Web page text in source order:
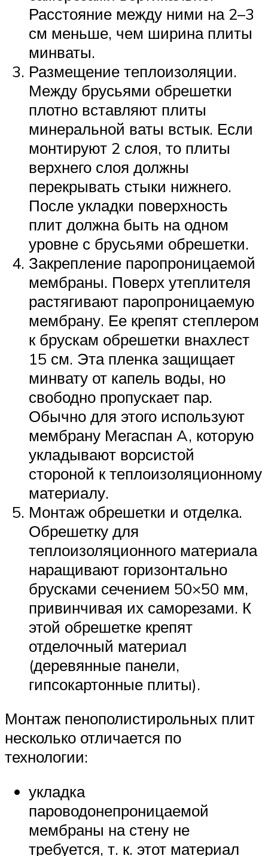
Расстояние между ними на 2–3
см меньше, чем ширина плиты
минваты.
Размещение теплоизоляции.
Между брусьями обрешетки
плотно вставляют плиты
минеральной ваты встык. Если
монтируют 2 слоя, то плиты
верхнего слоя должны
перекрывать стыки нижнего.
После укладки поверхность
плит должна быть на одном
уровне с брусьями обрешетки.
Закрепление паропроницаемой
мембраны. Поверх утеплителя
растягивают паропроницаемую
мембрану. Ее крепят степлером
к брускам обрешетки внахлест
15 см. Эта пленка защищает
минвату от капель воды, но
свободно пропускает пар.
Обычно для этого используют
мембрану Мегаспан A, которую
укладывают ворсистой
стороной к теплоизоляционному
материалу.
Монтаж обрешетки и отделка.
Обрешетку для
теплоизоляционного материала
наращивают горизонтально
брусками сечением 50×50 мм,
привинчивая их саморезами. К
этой обрешетке крепят
отделочный материал
(деревянные панели,
гипсокартонные плиты).
Монтаж пенополистирольных плит
несколько отличается по
технологии:
укладка
пароводонепроницаемой
мембраны на стену не
требуется, т. к. этот материал